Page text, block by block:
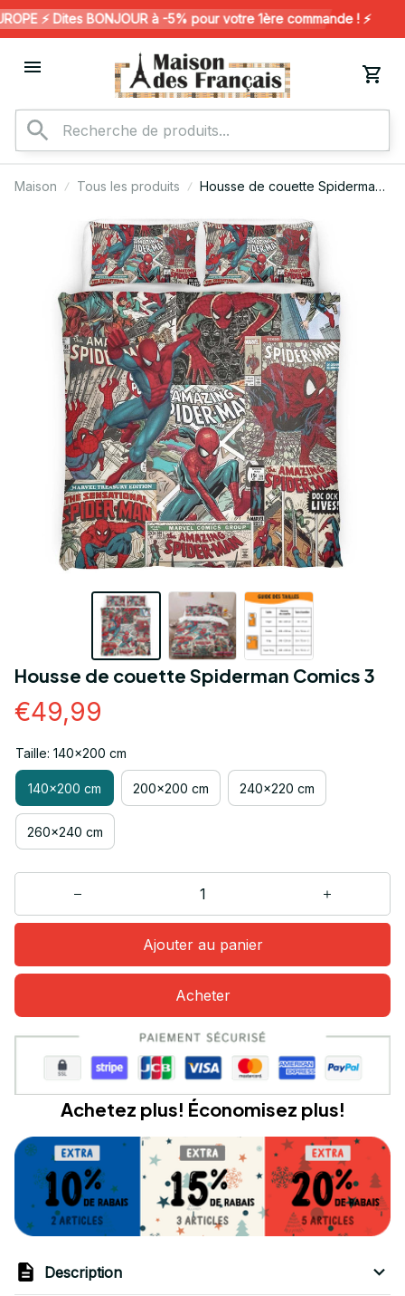
⚡️ Dites BONJOUR à -5% pour votre 1ère commande ! ⚡️
Maison Tous les produits
Housse de couette Spiderman
Housse de couette Spiderman Comics 3
€49,99
Taille: 140x200 cm
140x200 cm 200x200 cm 240x220 cm
260x240 cm
Ajouter au panier
Acheter
Achetez plus! Économisez plus!
Description